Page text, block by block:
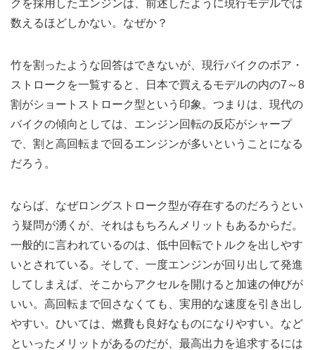
クを採用したエンジンは、前述したように現行モデルでは
数えるほどしかない。なぜか？
竹を割ったような回答はできないが、現行バイクのボア・
ストロークを一覧すると、日本で買えるモデルの内の7～8
割がショートストローク型という印象。つまりは、現代の
バイクの傾向としては、エンジン回転の反応がシャープ
で、割と高回転まで回るエンジンが多いということになる
だろう。
ならば、なぜロングストローク型が存在するのだろうとい
う疑問が湧くが、それはもちろんメリットもあるからだ。
一般的に言われているのは、低中回転でトルクを出しやす
いとされている。そして、一度エンジンが回り出して発進
してしまえば、そこからアクセルを開けると加速の伸びが
いい。高回転まで回さなくても、実用的な速度を引き出し
やすい。ひいては、燃費も良好なものになりやすい。など
といったメリットがあるのだが、最高出力を追求するには